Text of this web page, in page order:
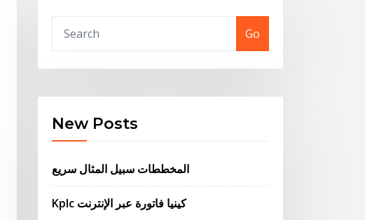
Go
New Posts
المخططات سبيل المثال سريع
Kplc كينيا فاتورة عبر الإنترنت